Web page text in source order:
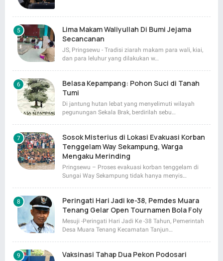
Lima Makam Waliyullah Di Bumi Jejama
Secancanan
JS, Pringsewu - Tradisi ziarah makam para wali, kiai,
dan para leluhur yang dilakukan w…
Belasa Kepampang: Pohon Suci di Tanah
Tumi
Di jantung hutan lebat yang menyelimuti wilayah
pegunungan Sekala Brak, berdirilah sebu…
Sosok Misterius di Lokasi Evakuasi Korban
Tenggelam Way Sekampung, Warga
Mengaku Merinding
Pringsewu – Proses evakuasi korban tenggelam di
Sungai Way Sekampung tidak hanya menyis…
Peringati Hari Jadi ke-38, Pemdes Muara
Tenang Gelar Open Tournamen Bola Foly
Mesuji -Peringati Hari Jadi Ke -38 Tahun, Pemerintah
Desa Muara Tenang Kecamatan Tanjun…
Vaksinasi Tahap Dua Pekon Podosari